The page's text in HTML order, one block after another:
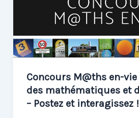
semaine
des
2020
Concours M@ths en-vie
des mathématiques et
– Postez et interagissez !